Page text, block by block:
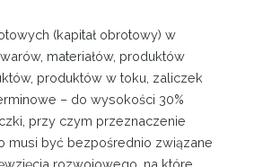
(kapitał obrotowy) w
materiałów, produktów
produktów w toku, zaliczek
– do wysokości 30%
przy czym przeznaczenie
musi być bezpośrednio związane
rozwojowego, na które